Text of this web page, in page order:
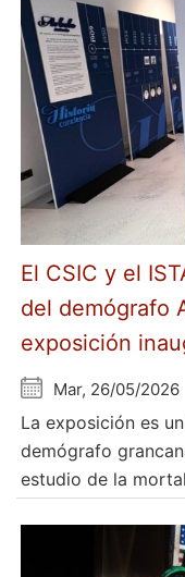
El CSIC y el
del demógrafo
exposición
Mar, 26/05/2026
La exposición es
demógrafo
estudio de la